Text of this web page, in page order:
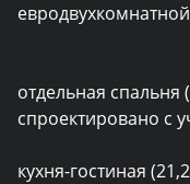
отдельная спальня
спроектировано с
кухня-гостиная